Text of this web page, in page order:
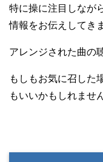
特に操に注目しなが
情報をお伝えしてき
アレンジされた曲の
もしもお気に召した
もいいかもしれませ